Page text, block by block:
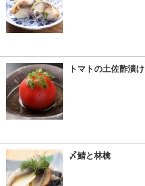
トマトの土佐酢漬け
〆鯖と林檎